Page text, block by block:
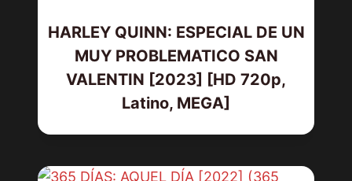
HARLEY QUINN: ESPECIAL DE UN
MUY PROBLEMATICO SAN
VALENTIN [2023] [HD 720p,
Latino, MEGA]